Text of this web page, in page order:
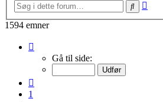
Søg
1594 emner
80
Gå til side:
1